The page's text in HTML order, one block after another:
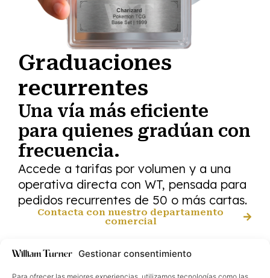
Gestionar consentimiento
Graduaciones
recurrentes
Una vía más eficiente
para quienes gradúan con
frecuencia.
Accede a tarifas por volumen y a una
operativa directa con WT, pensada para
pedidos recurrentes de 50 o más cartas.
Contacta con nuestro departamento
comercial